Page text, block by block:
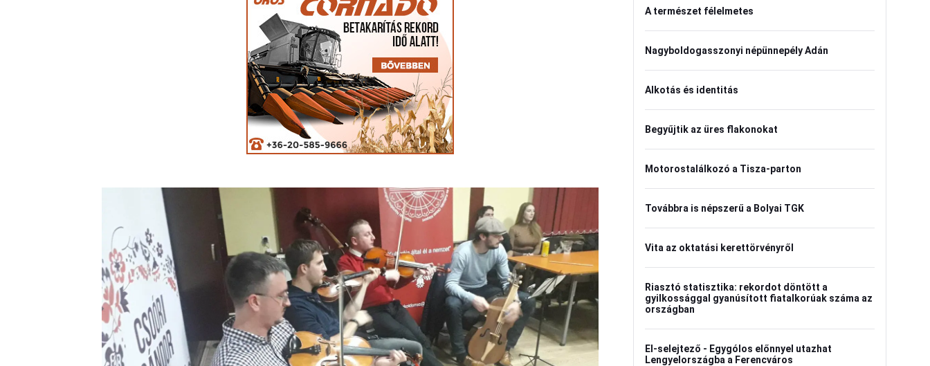
A természet félelmetes
Nagyboldogasszonyi népünnepély Adán
Alkotás és identitás
Begyűjtik az üres flakonokat
Motorostalálkozó a Tisza-parton
Továbbra is népszerű a Bolyai TGK
Vita az oktatási kerettörvényről
Riasztó statisztika: rekordot döntött a
gyilkossággal gyanúsított fiatalkorúak száma az
országban
El-selejtező - Egygólos előnnyel utazhat
Lengyelországba a Ferencváros